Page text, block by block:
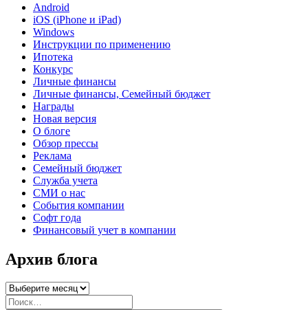
Android
iOS (iPhone и iPad)
Windows
Инструкции по применению
Ипотека
Конкурс
Личные финансы
Личные финансы, Семейный бюджет
Награды
Новая версия
О блоге
Обзор прессы
Реклама
Семейный бюджет
Служба учета
СМИ о нас
События компании
Софт года
Финансовый учет в компании
Архив блога
Архив
блога
Искать: